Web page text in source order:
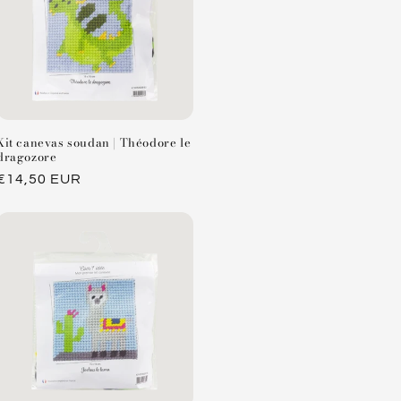
canevas soudan | Théodore le
EUR